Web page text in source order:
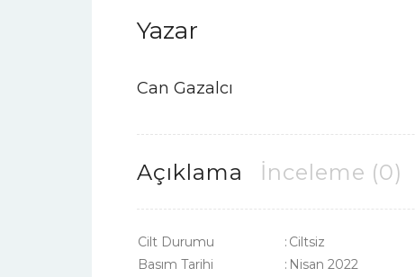
Yazar
Can Gazalcı
Açıklama İnceleme (0)
Cilt Durumu : Ciltsiz
Basım Tarihi
: Nisan 2022